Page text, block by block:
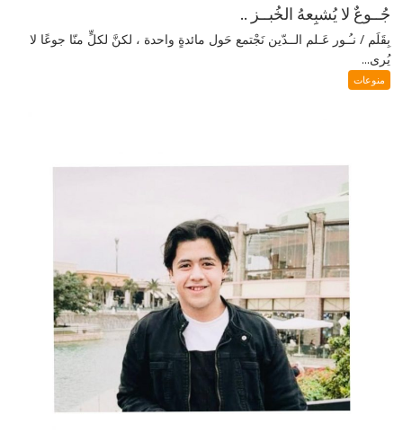
جُــوعٌ لا يُشبِعهُ الخُبــز ..
بِقَلَم / نـُـور عَـلم الــدّين نَجْتمع حَول مائدةٍ واحدة ، لكنَّ لكلٍّ منّا جوعًا لا
يُرى...
منوعات